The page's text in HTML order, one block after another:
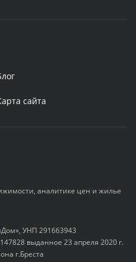
сайта
аналитике цен и жилье
УНП 291663943
выданное 23 апреля 2020 г.
г.Бреста